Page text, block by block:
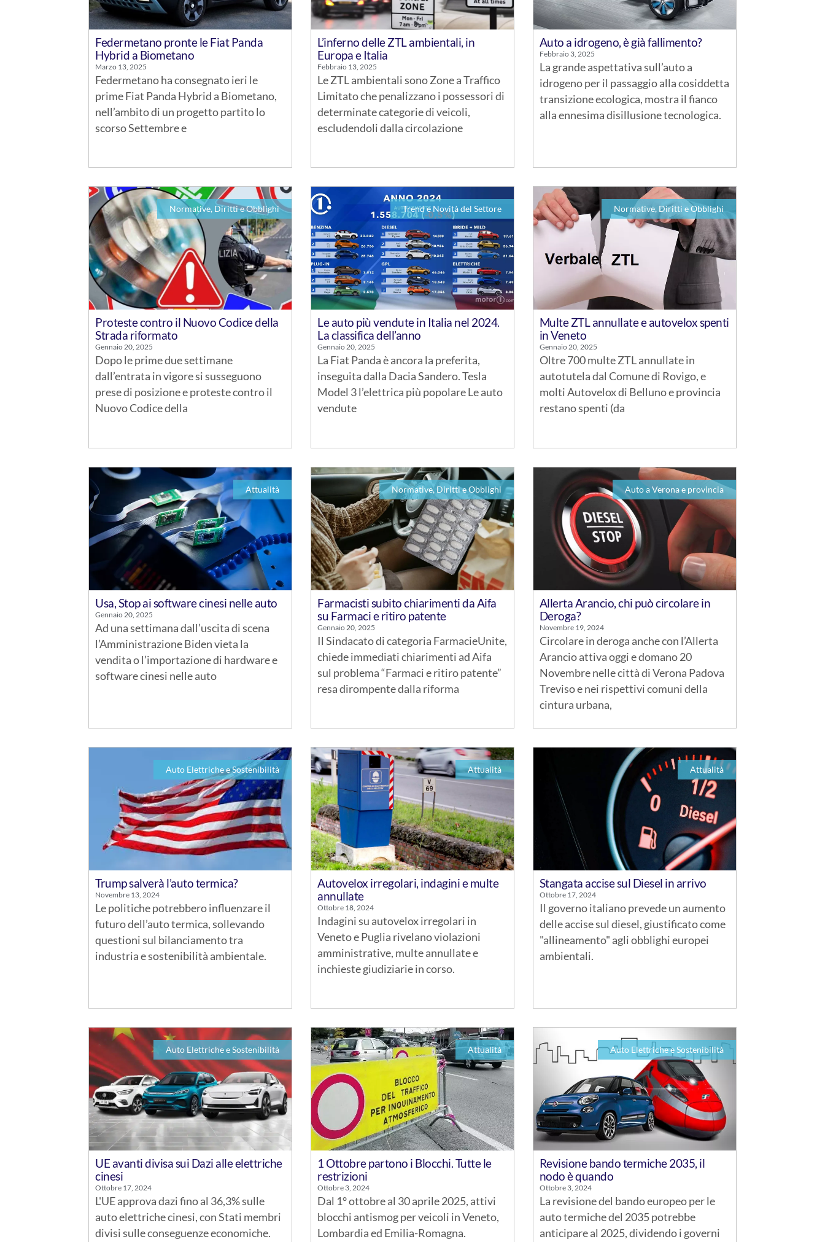
Federmetano pronte le Fiat Panda
Hybrid a Biometano
Marzo 13, 2025
Federmetano ha consegnato ieri le
prime Fiat Panda Hybrid a Biometano,
nell’ambito di un progetto partito lo
scorso Settembre e
L’inferno delle ZTL ambientali, in
Europa e Italia
Febbraio 13, 2025
Le ZTL ambientali sono Zone a Traffico
Limitato che penalizzano i possessori di
determinate categorie di veicoli,
escludendoli dalla circolazione
Auto a idrogeno, è già fallimento?
Febbraio 3, 2025
La grande aspettativa sull’auto a
idrogeno per il passaggio alla cosiddetta
transizione ecologica, mostra il fianco
alla ennesima disillusione tecnologica.
Normative, Diritti e Obblighi
Proteste contro il Nuovo Codice della
Strada riformato
Gennaio 20, 2025
Dopo le prime due settimane
dall’entrata in vigore si susseguono
prese di posizione e proteste contro il
Nuovo Codice della
Trend e Novità del Settore
Le auto più vendute in Italia nel 2024.
La classifica dell’anno
Gennaio 20, 2025
La Fiat Panda è ancora la preferita,
inseguita dalla Dacia Sandero. Tesla
Model 3 l’elettrica più popolare Le auto
vendute
Normative, Diritti e Obblighi
Multe ZTL annullate e autovelox spenti
in Veneto
Gennaio 20, 2025
Oltre 700 multe ZTL annullate in
autotutela dal Comune di Rovigo, e
molti Autovelox di Belluno e provincia
restano spenti (da
Attualità
Usa, Stop ai software cinesi nelle auto
Gennaio 20, 2025
Ad una settimana dall’uscita di scena
l’Amministrazione Biden vieta la
vendita o l’importazione di hardware e
software cinesi nelle auto
Normative, Diritti e Obblighi
Farmacisti subito chiarimenti da Aifa
su Farmaci e ritiro patente
Gennaio 20, 2025
Il Sindacato di categoria FarmacieUnite,
chiede immediati chiarimenti ad Aifa
sul problema “Farmaci e ritiro patente”
resa dirompente dalla riforma
Auto a Verona e provincia
Allerta Arancio, chi può circolare in
Deroga?
Novembre 19, 2024
Circolare in deroga anche con l’Allerta
Arancio attiva oggi e domano 20
Novembre nelle città di Verona Padova
Treviso e nei rispettivi comuni della
cintura urbana,
Auto Elettriche e Sostenibilità
Trump salverà l’auto termica?
Novembre 13, 2024
Le politiche potrebbero influenzare il
futuro dell’auto termica, sollevando
questioni sul bilanciamento tra
industria e sostenibilità ambientale.
Attualità
Autovelox irregolari, indagini e multe
annullate
Ottobre 18, 2024
Indagini su autovelox irregolari in
Veneto e Puglia rivelano violazioni
amministrative, multe annullate e
inchieste giudiziarie in corso.
Attualità
Stangata accise sul Diesel in arrivo
Ottobre 17, 2024
Il governo italiano prevede un aumento
delle accise sul diesel, giustificato come
"allineamento" agli obblighi europei
ambientali.
Auto Elettriche e Sostenibilità
UE avanti divisa sui Dazi alle elettriche
cinesi
Ottobre 17, 2024
L'UE approva dazi fino al 36,3% sulle
auto elettriche cinesi, con Stati membri
divisi sulle conseguenze economiche.
Attualità
1 Ottobre partono i Blocchi. Tutte le
restrizioni
Ottobre 3, 2024
Dal 1° ottobre al 30 aprile 2025, attivi
blocchi antismog per veicoli in Veneto,
Lombardia ed Emilia-Romagna.
Auto Elettriche e Sostenibilità
Revisione bando termiche 2035, il
nodo è quando
Ottobre 3, 2024
La revisione del bando europeo per le
auto termiche del 2035 potrebbe
anticipare al 2025, dividendo i governi